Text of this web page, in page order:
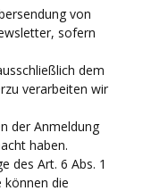
von
sofern
dem
verarbeiten wir
der Anmeldung
haben.
des Art. 6 Abs. 1
können die